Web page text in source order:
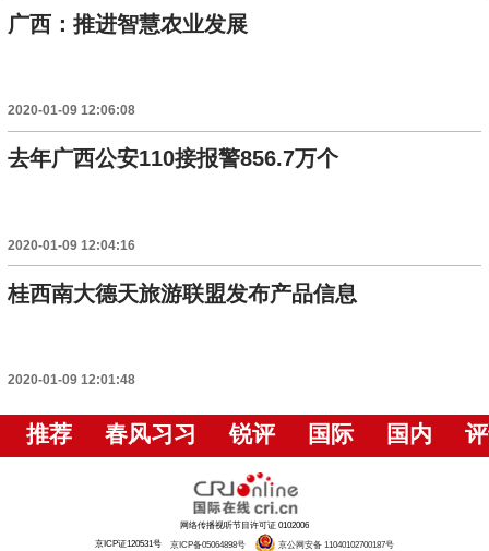
广西：推进智慧农业发展
2020-01-09 12:06:08
去年广西公安110接报警856.7万个
2020-01-09 12:04:16
桂西南大德天旅游联盟发布产品信息
2020-01-09 12:01:48
推荐 春风习习 锐评 国际 国内
网络传播视听节目许可证 0102006
京ICP证120531号 京ICP备05064898号 京公网安备 11040102700187号